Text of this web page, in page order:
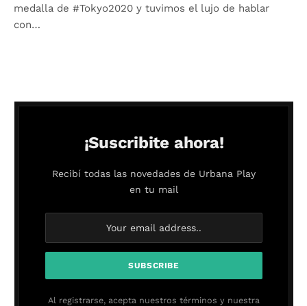
medalla de #Tokyo2020 y tuvimos el lujo de hablar
con…
¡Suscribite ahora!
Recibí todas las novedades de Urbana Play
en tu mail
Al registrarse, acepta nuestros términos y nuestra